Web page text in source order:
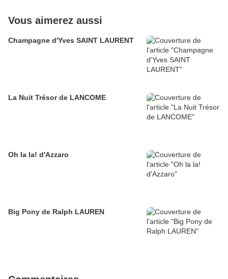
Vous aimerez aussi
Champagne d'Yves SAINT LAURENT
La Nuit Trésor de LANCOME
Oh la la! d'Azzaro
Big Pony de Ralph LAUREN